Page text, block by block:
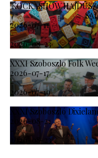
KOCKASHOW
2026-07-11
-
2026-08-23
XXXI Szoboszlo Folk
2026-07-17
-
2026-07-19
XXXI Szoboszló
2026-08-21
-
2026-08-23